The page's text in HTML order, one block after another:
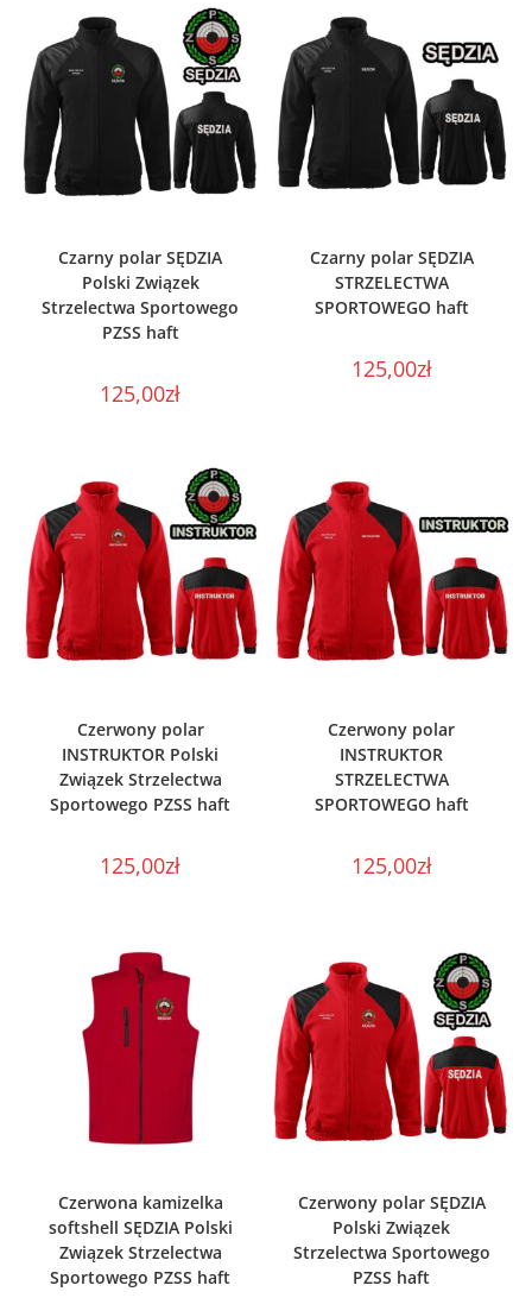
Czarny polar SĘDZIA
Polski Związek
Strzelectwa Sportowego
PZSS haft
125,00zł
Czarny polar SĘDZIA
STRZELECTWA
SPORTOWEGO haft
125,00zł
Czerwony polar
INSTRUKTOR Polski
Związek Strzelectwa
Sportowego PZSS haft
125,00zł
Czerwony polar
INSTRUKTOR
STRZELECTWA
SPORTOWEGO haft
125,00zł
Czerwona kamizelka
softshell SĘDZIA Polski
Związek Strzelectwa
Sportowego PZSS haft
Czerwony polar SĘDZIA
Polski Związek
Strzelectwa Sportowego
PZSS haft